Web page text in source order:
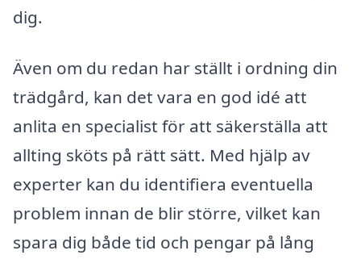
dig.
Även om du redan har ställt i ordning din
trädgård, kan det vara en god idé att
anlita en specialist för att säkerställa att
allting sköts på rätt sätt. Med hjälp av
experter kan du identifiera eventuella
problem innan de blir större, vilket kan
spara dig både tid och pengar på lång